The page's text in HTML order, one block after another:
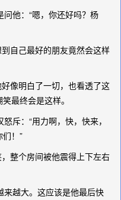
他：“嗯，你还好吗？杨
自己最好的朋友竟然会这样
像明白了一切，也看透了这
最终会是这样。
斥：“用力啊，快，快来，
！”
整个房间被他震得上下左右
越大。这应该是他最后快